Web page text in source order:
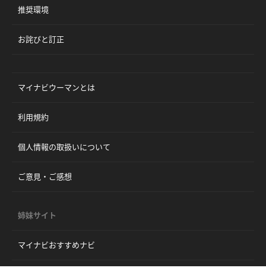
推奨環境
お詫びと訂正
マイナビウーマンとは
利用規約
個人情報の取扱いについて
ご意見・ご感想
姉妹サイト
マイナビおすすめナビ